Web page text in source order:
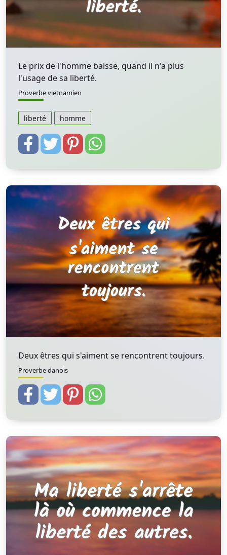
Le prix de l'homme baisse, quand il n'a plus
l'usage de sa liberté.
Proverbe vietnamien
liberté homme
Deux êtres qui s'aiment se rencontrent toujours.
Proverbe danois